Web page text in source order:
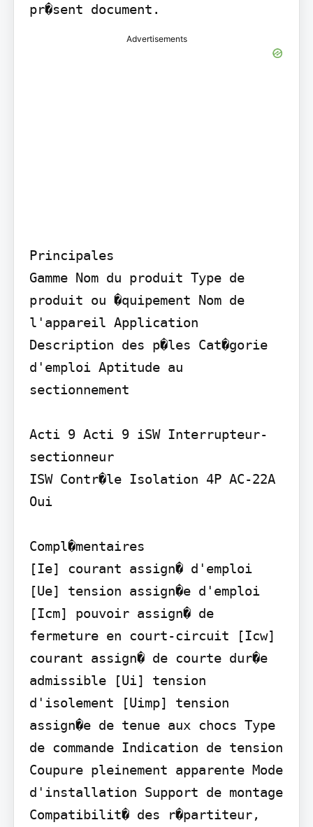
pr�sent document.
Advertisements
Principales
Gamme Nom du produit Type de
produit ou �quipement Nom de
l'appareil Application
Description des p�les Cat�gorie
d'emploi Aptitude au
sectionnement
Acti 9 Acti 9 iSW Interrupteur-
sectionneur
ISW Contr�le Isolation 4P AC-22A
Oui
Compl�mentaires
[Ie] courant assign� d'emploi
[Ue] tension assign�e d'emploi
[Icm] pouvoir assign� de
fermeture en court-circuit [Icw]
courant assign� de courte dur�e
admissible [Ui] tension
d'isolement [Uimp] tension
assign�e de tenue aux chocs Type
de commande Indication de tension
Coupure pleinement apparente Mode
d'installation Support de montage
Compatibilit� des r�partiteur,